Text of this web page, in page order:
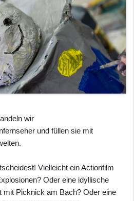
wir
und füllen sie mit
Vielleicht ein Actionfilm
Oder eine idyllische
mit Picknick am Bach? Oder eine